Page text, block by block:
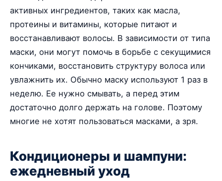
активных ингредиентов, таких как масла,
протеины и витамины, которые питают и
восстанавливают волосы. В зависимости от типа
маски, они могут помочь в борьбе с секущимися
кончиками, восстановить структуру волоса или
увлажнить их. Обычно маску используют 1 раз в
неделю. Ее нужно смывать, а перед этим
достаточно долго держать на голове. Поэтому
многие не хотят пользоваться масками, а зря.
Кондиционеры и шампуни:
ежедневный уход